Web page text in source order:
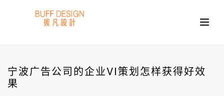
宁波广告公司的企业VI策划怎样获得好效
果